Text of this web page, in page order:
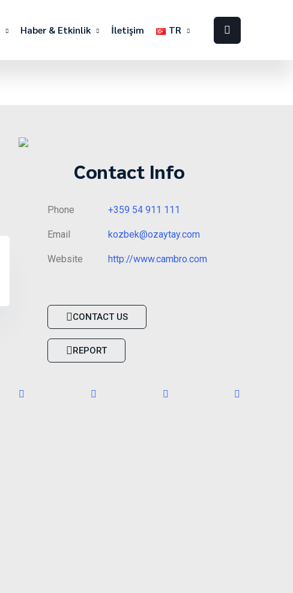
Haber & Etkinlik İletişim TR
Contact Info
Phone +359 54 911 111
Email kozbek@ozaytay.com
Website http://www.cambro.com
CONTACT US
REPORT